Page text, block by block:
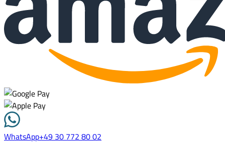
WhatsApp+49 30 772 80 02